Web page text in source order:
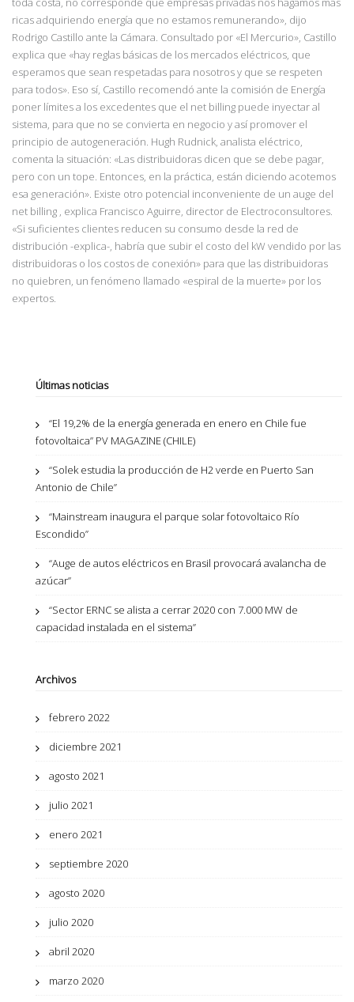
ricas adquiriendo energía que no estamos remunerando», dijo
Rodrigo Castillo ante la Cámara. Consultado por «El Mercurio», Castillo
explica que «hay reglas básicas de los mercados eléctricos, que
esperamos que sean respetadas para nosotros y que se respeten
para todos». Eso sí, Castillo recomendó ante la comisión de Energía
poner límites a los excedentes que el net billing puede inyectar al
sistema, para que no se convierta en negocio y así promover el
principio de autogeneración. Hugh Rudnick, analista eléctrico,
comenta la situación: «Las distribuidoras dicen que se debe pagar,
pero con un tope. Entonces, en la práctica, están diciendo acotemos
esa generación». Existe otro potencial inconveniente de un auge del
net billing , explica Francisco Aguirre, director de Electroconsultores.
«Si suficientes clientes reducen su consumo desde la red de
distribución -explica-, habría que subir el costo del kW vendido por las
distribuidoras o los costos de conexión» para que las distribuidoras
no quiebren, un fenómeno llamado «espiral de la muerte» por los
expertos.
Últimas noticias
“El 19,2% de la energía generada en enero en Chile fue
fotovoltaica” PV MAGAZINE (CHILE)
“Solek estudia la producción de H2 verde en Puerto San
Antonio de Chile”
“Mainstream inaugura el parque solar fotovoltaico Río
Escondido”
“Auge de autos eléctricos en Brasil provocará avalancha de
azúcar”
“Sector ERNC se alista a cerrar 2020 con 7.000 MW de
capacidad instalada en el sistema”
Archivos
febrero 2022
diciembre 2021
agosto 2021
julio 2021
enero 2021
septiembre 2020
agosto 2020
julio 2020
abril 2020
marzo 2020